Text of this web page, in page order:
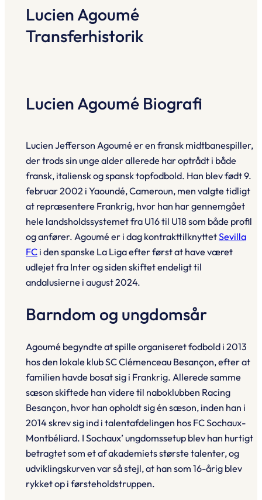
Lucien Agoumé
Transferhistorik
Lucien Agoumé Biografi
Lucien Jefferson Agoumé er en fransk midtbanespiller,
der trods sin unge alder allerede har optrådt i både
fransk, italiensk og spansk topfodbold. Han blev født 9.
februar 2002 i Yaoundé, Cameroun, men valgte tidligt
at repræsentere Frankrig, hvor han har gennemgået
hele landsholdssystemet fra U16 til U18 som både profil
og anfører. Agoumé er i dag kontrakt­tilknyttetSevilla
FC i den spanske La Liga efter først at have været
udlejet fra Inter og siden skiftet endeligt til
andalusierne i august 2024.
Barndom og ungdomsår
Agoumé begyndte at spille organiseret fodbold i 2013
hos den lokale klub SC Clémenceau Besançon, efter at
familien havde bosat sig i Frankrig. Allerede samme
sæson skiftede han videre til nabo­klubben Racing
Besançon, hvor han opholdt sig én sæson, inden han i
2014 skrev sig ind i talent­afdelingen hos FC Sochaux-
Montbéliard. I Sochaux’ ungdomssetup blev han hurtigt
betragtet som et af akademiets største talenter, og
udviklingskurven var så stejl, at han som 16-årig blev
rykket op i første­holdstruppen.